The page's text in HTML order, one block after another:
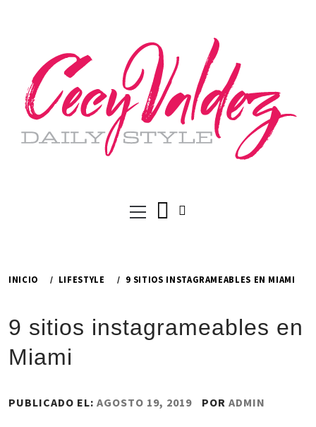
Menú
principal
INICIO LIFESTYLE 9 SITIOS INSTAGRAMEABLES EN MIAMI
9 sitios instagrameables en
Miami
PUBLICADO EL: AGOSTO 19, 2019 POR ADMIN